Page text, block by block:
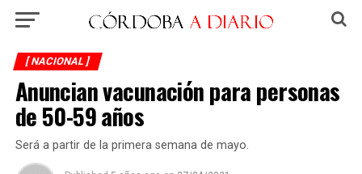
[ NACIONAL ]
Anuncian vacunación para personas
de 50-59 años
Será a partir de la primera semana de mayo.